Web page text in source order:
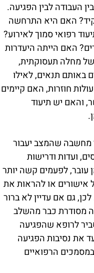
העבודה לבין הפגיעה.
האם היא התרחשה
רפואי סמוך לאירוע?
האם הייתה היעדרות
מחלה תעסוקתית,
באותם תנאים, לאילו
חוזרות, האם קיימים
והאם יש תיעוד
מחשבה שהמצב יעבור
ועדות ודרישות
עובר, לפעמים קשה יותר
או להראות את
גם אם עדיין לא ברור
מסודרת כבר מהשלב
לרופא שהפגיעה
את נסיבות הפגיעה
הרפואיים